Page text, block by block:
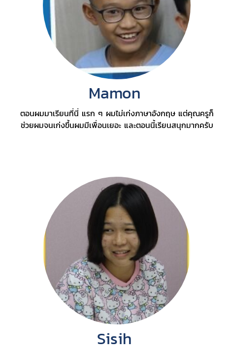
Mamon
ตอนผมมาเรียนที่นี่ แรก ๆ ผมไม่เก่งภาษาอังกฤษ แต่คุณครูก็
ช่วยผมจนเก่งขึ้นผมมีเพื่อนเยอะ และตอนนี้เรียนสนุกมากครับ
Sisih